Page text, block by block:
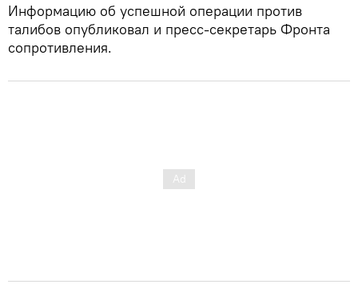
Информацию об успешной операции против
талибов опубликовал и пресс-секретарь Фронта
сопротивления.